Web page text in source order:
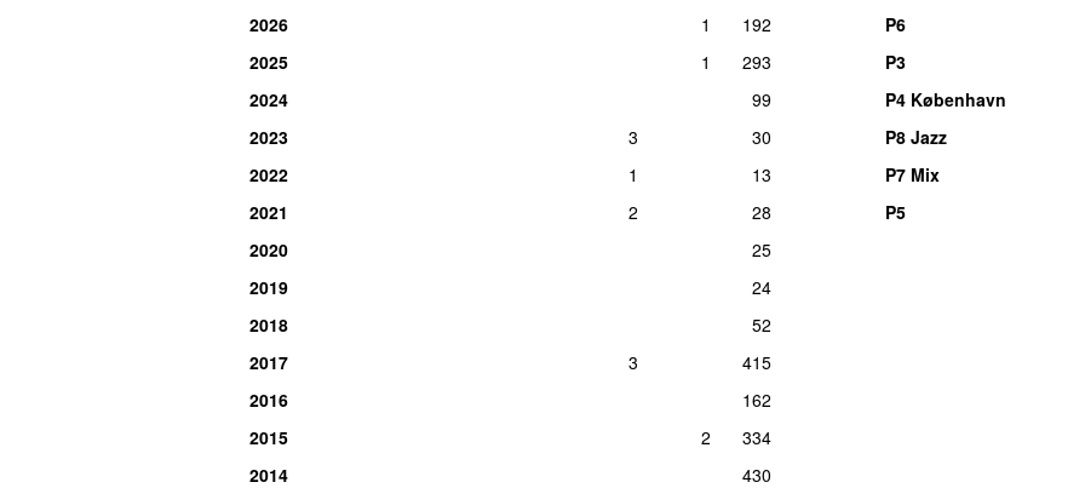
2026 1
192
2025
1
293
2024
99
2023
3
30
2022
1
13
2021
2
28
2020
25
2019
24
2018
52
2017
3
415
2016
162
2015
2
334
2014
430
P6
P3
P4 København
P8 Jazz
P7 Mix
P5